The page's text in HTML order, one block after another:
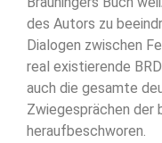
des Autors zu
Dialogen zwischen
real existierende
auch die gesamte
Zwiegesprächen der
heraufbeschworen.